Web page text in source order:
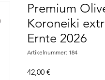
Premium
Koroneiki
Ernte 2026
Artikelnummer: 184
42,00 €